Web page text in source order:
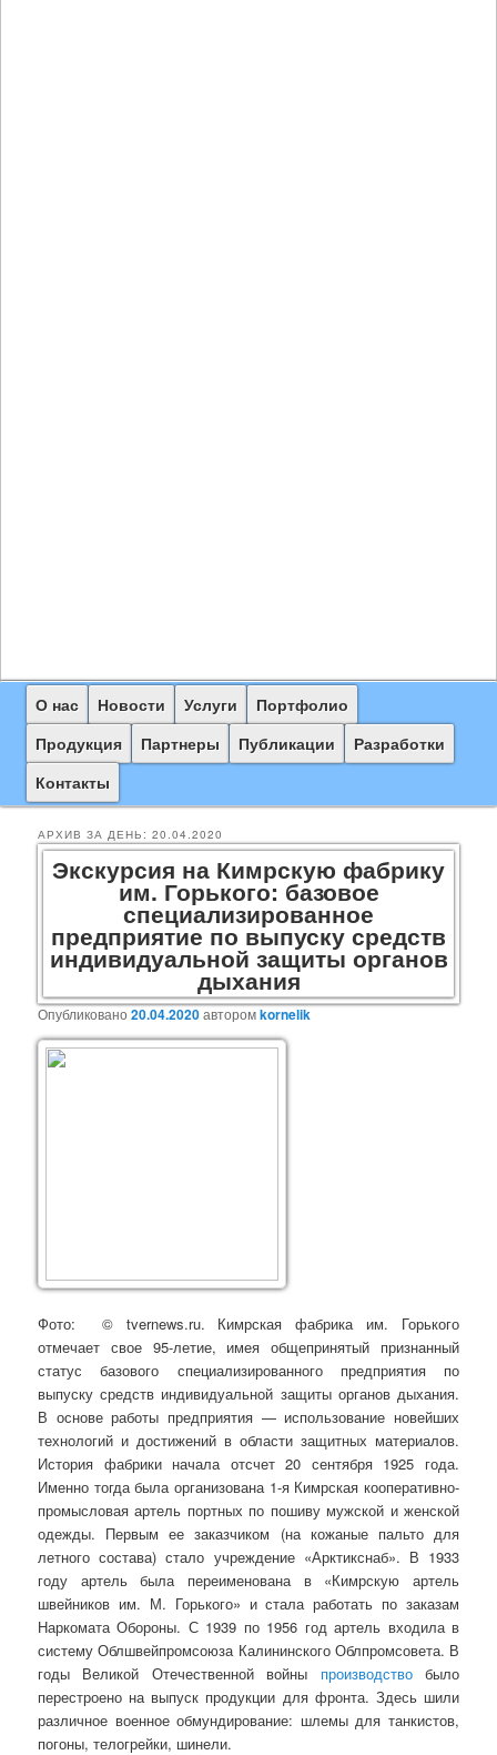
Главное
меню
Перейти
к
основному
содержимому
Перейти
к
дополнительному
содержимому
О нас Новости Услуги
Портфолио
Продукция
Партнеры Публикации
Разработки
Контакты
АРХИВ ЗА ДЕНЬ:20.04.2020
Экскурсия на Кимрскую фабрику
им. Горького: базовое
специализированное
предприятие по выпуску средств
индивидуальной защиты органов
дыхания
Опубликовано20.04.2020авторомkornelik
Фото: © tvernews.ru. Кимрская фабрика им. Горького
отмечает свое 95-летие, имея общепринятый признанный
статус базового специализированного предприятия по
выпуску средств индивидуальной защиты органов дыхания.
В основе работы предприятия — использование новейших
технологий и достижений в области защитных материалов.
История фабрики начала отсчет 20 сентября 1925 года.
Именно тогда была организована 1-я Кимрская кооперативно-
промысловая артель портных по пошиву мужской и женской
одежды. Первым ее заказчиком (на кожаные пальто для
летного состава) стало учреждение «Арктикснаб». В 1933
году артель была переименована в «Кимрскую артель
швейников им. М. Горького» и стала работать по заказам
Наркомата Обороны. С 1939 по 1956 год артель входила в
систему Облшвейпромсоюза Калининского Облпромсовета. В
годы Великой Отечественной войны производствобыло
перестроено на выпуск продукции для фронта. Здесь шили
различное военное обмундирование: шлемы для танкистов,
погоны, телогрейки, шинели.